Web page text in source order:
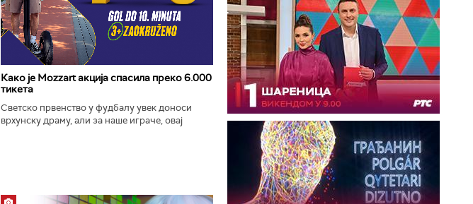
Како је Mozzart акција спасила преко 6.000
тикета
Светско првенство у фудбалу увек доноси
врхунску драму, али за наше играче, овај